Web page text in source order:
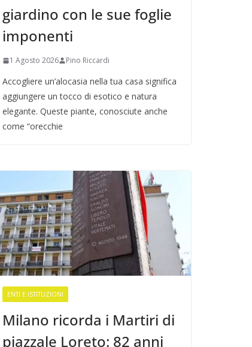
giardino con le sue foglie
imponenti
1 Agosto 2026 Pino Riccardi
Accogliere un’alocasia nella tua casa significa
aggiungere un tocco di esotico e natura
elegante. Queste piante, conosciute anche
come “orecchie
ENTI E ISTITUZIONI
Milano ricorda i Martiri di
piazzale Loreto: 82 anni